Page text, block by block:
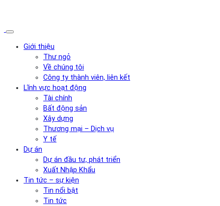
Giới thiệu
Thư ngỏ
Về chúng tôi
Công ty thành viên, liên kết
Lĩnh vực hoạt động
Tài chính
Bất động sản
Xây dựng
Thương mại – Dịch vụ
Y tế
Dự án
Dự án đầu tư, phát triển
Xuất Nhập Khẩu
Tin tức – sự kiện
Tin nổi bật
Tin tức